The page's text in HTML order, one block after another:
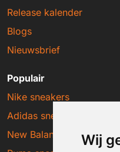
Wij
Release kalender
Blogs
Nieuwsbrief
Populair
Nike sneakers
Adidas sneakers
New Balance sneakers